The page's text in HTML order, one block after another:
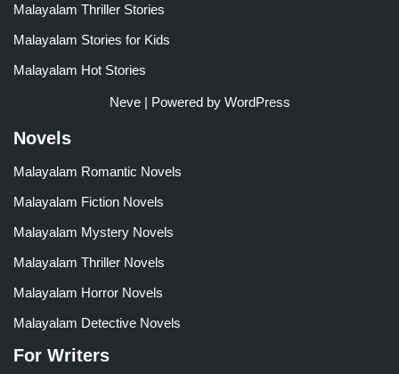
Malayalam Thriller Stories
Malayalam Stories for Kids
Malayalam Hot Stories
Neve| Powered by WordPress
Novels
Malayalam Romantic Novels
Malayalam Fiction Novels
Malayalam Mystery Novels
Malayalam Thriller Novels
Malayalam Horror Novels
Malayalam Detective Novels
For Writers